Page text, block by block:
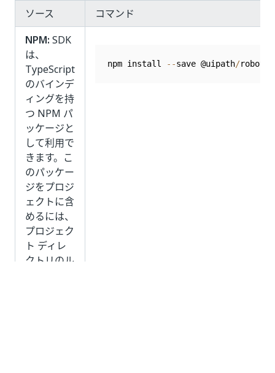
ソース
コマンド
NPM: SDK
は、
TypeScript
のバインデ
ィングを持
つ NPM パ
ッケージと
して利用で
きます。こ
のパッケー
ジをプロジ
ェクトに含
めるには、
プロジェク
ト ディレ
クトリのル
npm install --save @uipath/robot